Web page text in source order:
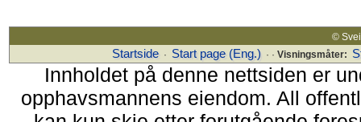
©
Startside · Start page (Eng.) · · Visningsmåter:
Innholdet på denne nettsiden er
opphavsmannens eiendom. All